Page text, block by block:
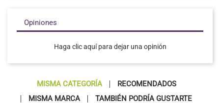
Opiniones
Haga clic aquí para dejar una opinión
MISMA CATEGORÍA
RECOMENDADOS
MISMA MARCA
TAMBIÉN PODRÍA GUSTARTE